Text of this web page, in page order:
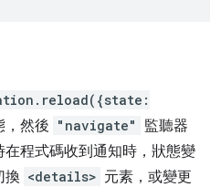
，然後 "navigate"
監聽器
程式碼收到通知時，狀態變
換 <details> 元素，或變更